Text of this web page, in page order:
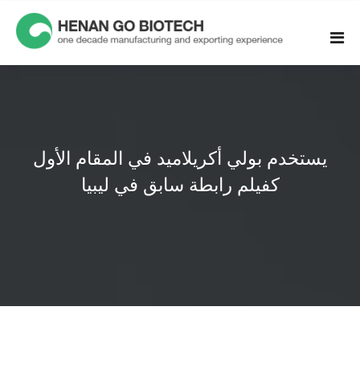
content
يستخدم بولي أكريلاميد في المقام الأول
كفيلم رابطة سابق في ليبيا